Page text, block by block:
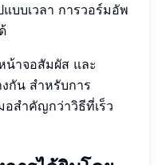
บเวลา การวอร์มอัพ
น้าจอสัมผัส และ
กัน สำหรับการ
สำคัญกว่าวิธีที่เร็ว